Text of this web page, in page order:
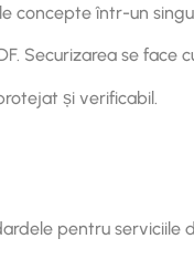
concepte într-un
Securizarea se face
și verificabil.
pentru serviciile